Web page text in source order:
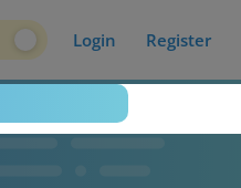
Login Register